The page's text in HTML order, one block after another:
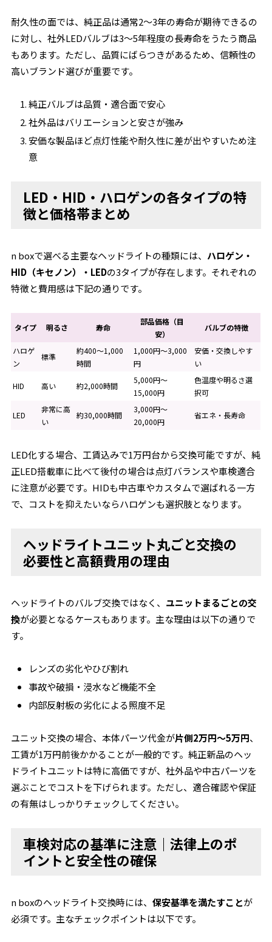
耐久性の面では、純正品は通常2～3年の寿命が期待できるの
に対し、社外LEDバルブは3～5年程度の長寿命をうたう商品
もあります。ただし、品質にばらつきがあるため、信頼性の
高いブランド選びが重要です。
純正バルブは品質・適合面で安心
社外品はバリエーションと安さが強み
安価な製品ほど点灯性能や耐久性に差が出やすいため注
意
LED・HID・ハロゲンの各タイプの特
徴と価格帯まとめ
n boxで選べる主要なヘッドライトの種類には、 ハロゲン・
HID（キセノン）・LEDの3タイプが存在します。それぞれの
特徴と費用感は下記の通りです。
タイプ 明るさ 寿命
部品価格（目
安）
バルブの特徴
ハロゲ
ン
標準
約400～1,000
時間
1,000円～3,000
円
安価・交換しやす
い
HID 高い 約2,000時間
5,000円～
15,000円
色温度や明るさ選
択可
LED
非常に高
い
約30,000時間
3,000円～
20,000円
省エネ・長寿命
LED化する場合、工賃込みで1万円台から交換可能ですが、純
正LED搭載車に比べて後付の場合は点灯バランスや車検適合
に注意が必要です。HIDも中古車やカスタムで選ばれる一方
で、コストを抑えたいならハロゲンも選択肢となります。
ヘッドライトユニット丸ごと交換の
必要性と高額費用の理由
ヘッドライトのバルブ交換ではなく、 ユニットまるごとの交
換が必要となるケースもあります。主な理由は以下の通りで
す。
レンズの劣化やひび割れ
事故や破損・浸水など機能不全
内部反射板の劣化による照度不足
ユニット交換の場合、本体パーツ代金が片側2万円～5万円、
工賃が1万円前後かかることが一般的です。純正新品のヘッ
ドライトユニットは特に高価ですが、社外品や中古パーツを
選ぶことでコストを下げられます。ただし、適合確認や保証
の有無はしっかりチェックしてください。
車検対応の基準に注意｜法律上のポ
イントと安全性の確保
n boxのヘッドライト交換時には、保安基準を満たすことが
必須です。主なチェックポイントは以下です。